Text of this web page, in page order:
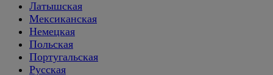
Латышская
Мексиканская
Немецкая
Польская
Португальская
Русская